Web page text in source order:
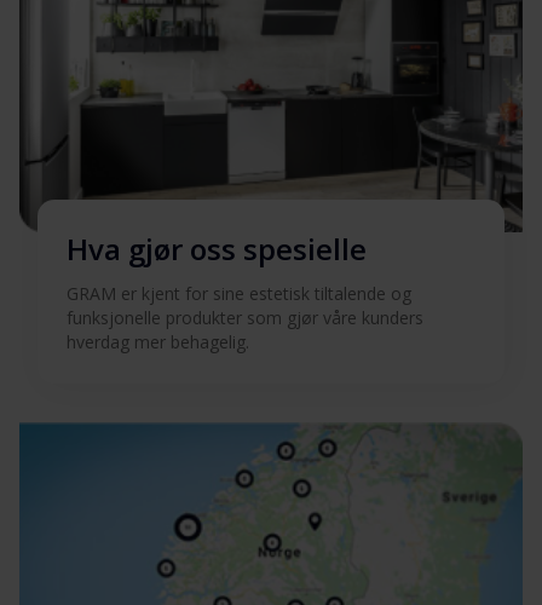
Hva gjør oss spesielle
GRAM er kjent for sine estetisk tiltalende og
funksjonelle produkter som gjør våre kunders
hverdag mer behagelig.